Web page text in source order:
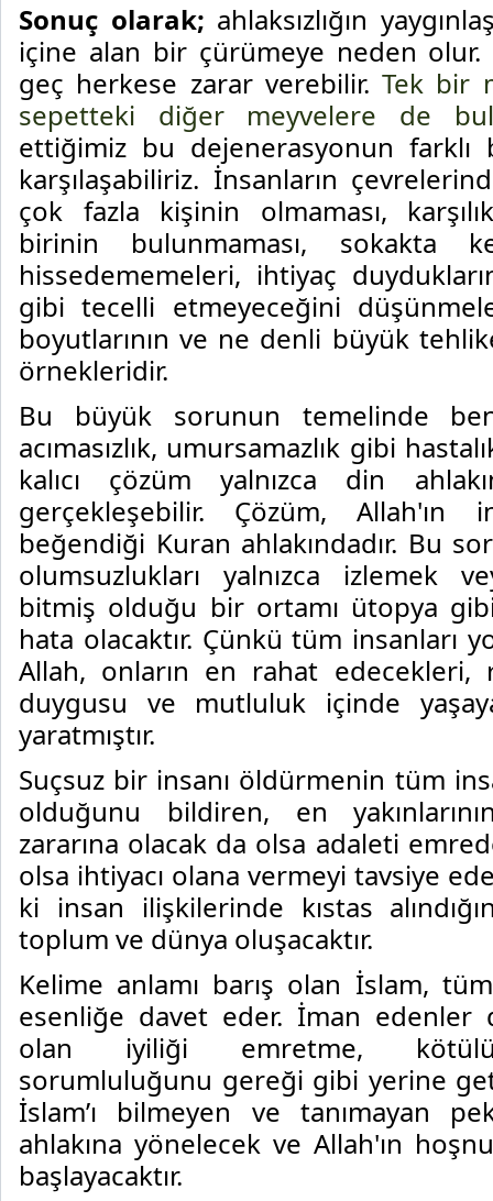
Sonuç olarak; ahlaksızlığın
içine alan bir çürümeye neden
geç herkese zarar verebilir.Tek bir
sepetteki diğer meyvelere de
ettiğimiz bu dejenerasyonun
karşılaşabiliriz. İnsanların
çok fazla kişinin olmaması,
birinin bulunmaması, sokakta
hissedememeleri, ihtiyaç
gibi tecelli etmeyeceğini
boyutlarının ve ne denli büyük
örnekleridir.
Bu büyük sorunun temelinde
acımasızlık, umursamazlık gibi
kalıcı çözüm yalnızca din
gerçekleşebilir. Çözüm, Allah'ın
beğendiği Kuran ahlakındadır. Bu
olumsuzlukları yalnızca izlemek
bitmiş olduğu bir ortamı ütopya
hata olacaktır. Çünkü tüm insanları
Allah, onların en rahat edecekleri,
duygusu ve mutluluk içinde
yaratmıştır.
Suçsuz bir insanı öldürmenin tüm
olduğunu bildiren, en
zararına olacak da olsa adaleti
olsa ihtiyacı olana vermeyi tavsiye
ki insan ilişkilerinde kıstas
toplum ve dünya oluşacaktır.
Kelime anlamı barış olan İslam,
esenliğe davet eder. İman edenler
olan iyiliği emretme,
sorumluluğunu gereği gibi yerine
İslam’ı bilmeyen ve tanımayan
ahlakına yönelecek ve Allah'ın
başlayacaktır.